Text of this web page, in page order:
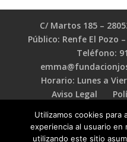
C/ Martos 185 –
Público: Renfe El Pozo
Teléfono:
Horario: Lunes a
Aviso Legal
Utilizamos cookies para
experiencia al usuario
utilizando este sitio